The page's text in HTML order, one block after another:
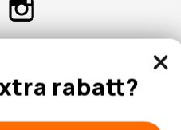
rabatt?